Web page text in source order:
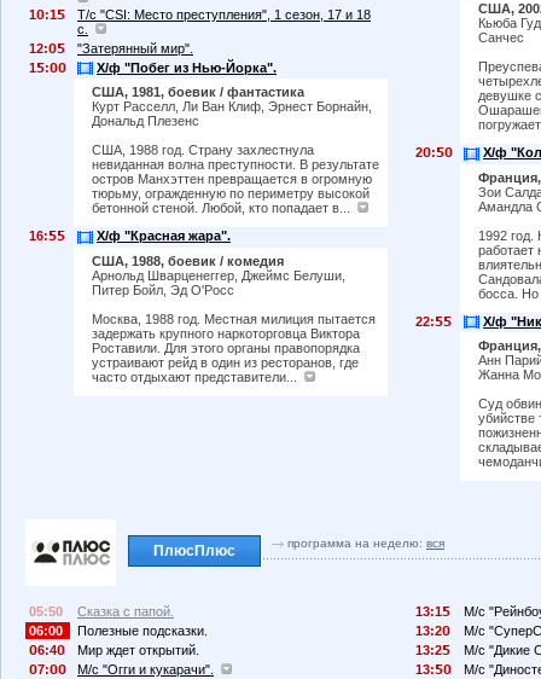
1 :1
Т/с "CSI: Место преступления", 1 сезон, 17 и 18
с.
12:
"Затерянный мир".
1
:
Х/ф "Побег из Нью-Йорка".
США, 1981, боевик / фантастика
Курт Расселл, Ли Ван Клиф, Эрнест Борнайн,
Дональд Плезенс
США, 1988 год. Страну захлестнула
невиданная волна преступности. В результате
остров Манхэттен превращается в огромную
тюрьму, огражденную по периметру высокой
бетонной стеной. Любой, кто попадает в...
16:
Х/ф "Красная жара".
США, 1988, боевик / комедия
Арнольд Шварценеггер, Джеймс Белуши,
Питер Бойл, Эд О'Росс
Москва, 1988 год. Местная милиция пытается
задержать крупного наркоторговца Виктора
Роставили. Для этого органы правопорядка
устраивают рейд в один из ресторанов, где
часто отдыхают представители...
США,
Кьюба
Санчес
девушке
2
:
Х/ф
Зои
Амандла
1992 год.
работает
босса.
22:
Х/ф
Франция,
Анн
Жанна
Суд
убийстве
ПлюсПлюс программа на неделю: вся
05:50
Сказка с папой.
06:00
Полезные подсказки.
6:4
Мир ждет открытий.
7:
М/с "Огги и кукарачи".
13:1
М/с
13:2
М/с
13:2
М/с "Дикие
13:
М/с